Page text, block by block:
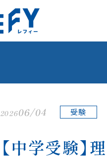
202606/04 受験
【中学受験